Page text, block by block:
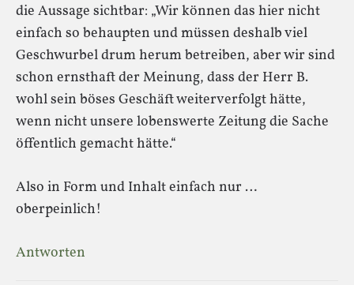
die Aussage sichtbar: „Wir können das hier nicht
einfach so behaupten und müssen deshalb viel
Geschwurbel drum herum betreiben, aber wir sind
schon ernsthaft der Meinung, dass der Herr B.
wohl sein böses Geschäft weiterverfolgt hätte,
wenn nicht unsere lobenswerte Zeitung die Sache
öffentlich gemacht hätte.“
Also in Form und Inhalt einfach nur …
oberpeinlich!
Antworten